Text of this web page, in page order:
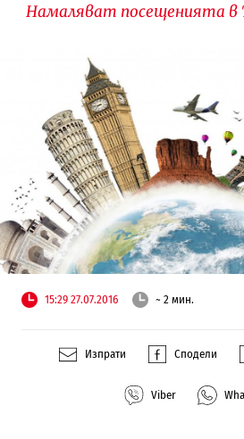
Намаляват посещенията в
15:29 27.07.2016 ~ 2 мин.
Изпрати Сподели
Viber